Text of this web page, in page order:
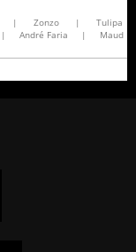
| Zonzo |
Tulipa
| André Faria |
Maud